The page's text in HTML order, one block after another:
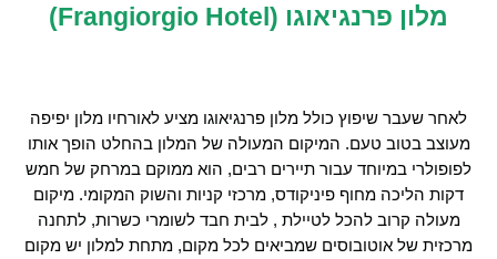
מלון פרנגיאוגו (Frangiorgio Hotel)
לאחר שעבר שיפוץ כולל מלון פרנגיאוגו מציע לאורחיו מלון יפיפה
מעוצב בטוב טעם. המיקום המעולה של המלון בהחלט הופך אותו
לפופולרי במיוחד עבור תיירים רבים, הוא ממוקם במרחק של חמש
דקות הליכה מחוף פיניקודס, מרכזי קניות והשוק המקומי. מיקום
מעולה קרוב להכל לטיילת , לבית חבד לשומרי כשרות, לתחנה
מרכזית של אוטובוסים שמביאים לכל מקום, מתחת למלון יש מקום